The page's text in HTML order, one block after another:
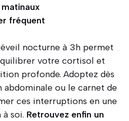
fréquent
nocturne à 3h permet
votre cortisol et
profonde. Adoptez dès
ou le carnet de
ces interruptions en une
soi. Retrouvez enfin un